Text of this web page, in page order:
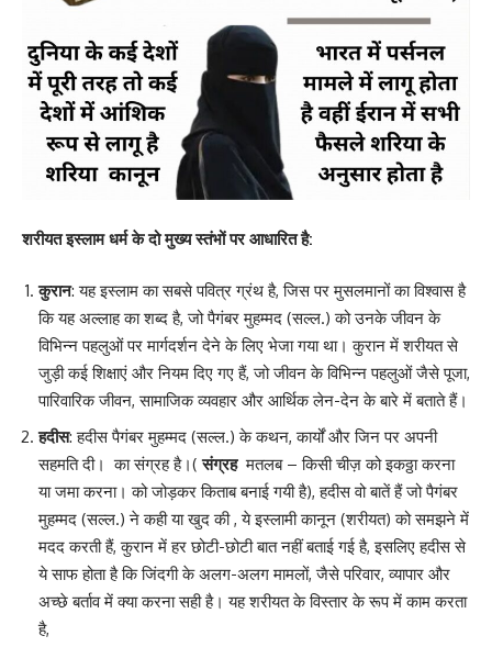
शरीयत इस्लाम धर्म के दो मुख्य स्तंभों पर आधारित है:
कुरान: यह इस्लाम का सबसे पवित्र ग्रंथ है, जिस पर मुसलमानों का विश्वास है
कि यह अल्लाह का शब्द है, जो पैगंबर मुहम्मद (सल्ल.) को उनके जीवन के
विभिन्न पहलुओं पर मार्गदर्शन देने के लिए भेजा गया था। कुरान में शरीयत से
जुड़ी कई शिक्षाएं और नियम दिए गए हैं, जो जीवन के विभिन्न पहलुओं जैसे पूजा,
पारिवारिक जीवन, सामाजिक व्यवहार और आर्थिक लेन-देन के बारे में बताते हैं।
हदीस: हदीस पैगंबर मुहम्मद (सल्ल.) के कथन, कार्यों और जिन पर अपनी
सहमति दी। का संग्रह है।( संग्रह मतलब – किसी चीज़ को इकठ्ठा करना
या जमा करना। को जोड़कर किताब बनाई गयी है), हदीस वो बातें हैं जो पैगंबर
मुहम्मद (सल्ल.) ने कही या खुद की , ये इस्लामी कानून (शरीयत) को समझने में
मदद करती हैं, कुरान में हर छोटी-छोटी बात नहीं बताई गई है, इसलिए हदीस से
ये साफ होता है कि जिंदगी के अलग-अलग मामलों, जैसे परिवार, व्यापार और
अच्छे बर्ताव में क्या करना सही है। यह शरीयत के विस्तार के रूप में काम करता
है,